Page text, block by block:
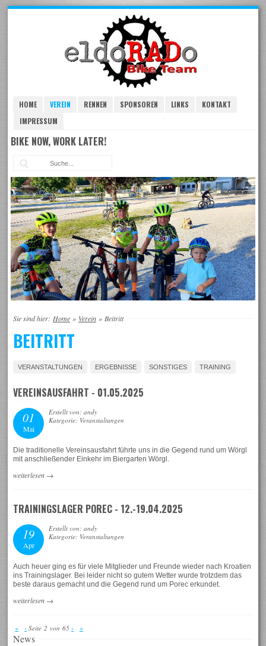
HOME VEREIN RENNEN SPONSOREN LINKS
KONTAKT
IMPRESSUM
BIKE NOW, WORK LATER!
Sie sind hier: Home » Verein » Beitritt
BEITRITT
VERANSTALTUNGEN ERGEBNISSE SONSTIGES TRAINING
VEREINSAUSFAHRT - 01.05.2025
01
Mai
Erstellt von: andy
Kategorie: Veranstaltungen
Die traditionelle Vereinsausfahrt führte uns in die Gegend rund um Wörgl
mit anschließender Einkehr im Biergarten Wörgl.
weiterlesen →
TRAININGSLAGER POREC - 12.-19.04.2025
19
Apr
Erstellt von: andy
Kategorie: Veranstaltungen
Auch heuer ging es für viele Mitglieder und Freunde wieder nach Kroatien
ins Trainingslager. Bei leider nicht so gutem Wetter wurde trotzdem das
beste daraus gemacht und die Gegend rund um Porec erkundet.
weiterlesen →
« ‹ Seite 2 von 65 › »
News